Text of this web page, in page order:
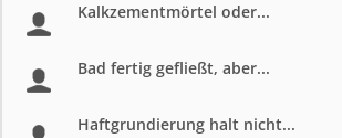
Kalkzementmörtel oder...
Bad fertig gefließt, aber...
Haftgrundierung halt nicht...